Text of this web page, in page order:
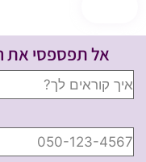
אל תפספסי את